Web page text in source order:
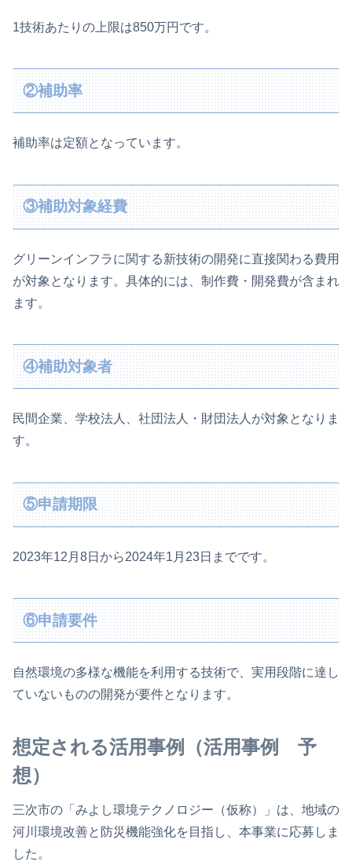
1技術あたりの上限は850万円です。
②補助率
補助率は定額となっています。
③補助対象経費
グリーンインフラに関する新技術の開発に直接関わる費用
が対象となります。具体的には、制作費・開発費が含まれ
ます。
④補助対象者
民間企業、学校法人、社団法人・財団法人が対象となりま
す。
⑤申請期限
2023年12月8日から2024年1月23日までです。
⑥申請要件
自然環境の多様な機能を利用する技術で、実用段階に達し
ていないものの開発が要件となります。
想定される活用事例（活用事例 予
想）
三次市の「みよし環境テクノロジー（仮称）」は、地域の
河川環境改善と防災機能強化を目指し、本事業に応募しま
した。